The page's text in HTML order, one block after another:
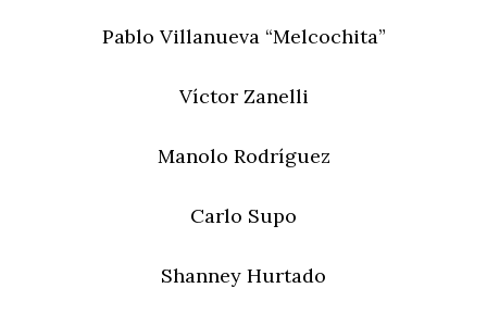
Pablo Villanueva “Melcochita”
Víctor Zanelli
Manolo Rodríguez
Carlo Supo
Shanney Hurtado